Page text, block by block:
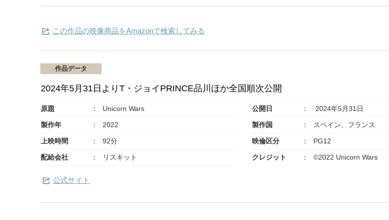
この作品の映像商品をAmazonで検索してみる
作品データ
2024年5月31日よりT・ジョイPRINCE品川ほか全国順次公開
原題 Unicorn Wars 公開日 2024年5月31日
製作年 2022 製作国 スペイン、フランス
上映時間 92分 映倫区分 PG12
配給会社 リスキット クレジット ©︎2022 Unicorn Wars
公式サイト